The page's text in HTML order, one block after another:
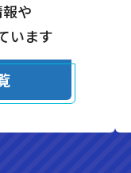
や
います